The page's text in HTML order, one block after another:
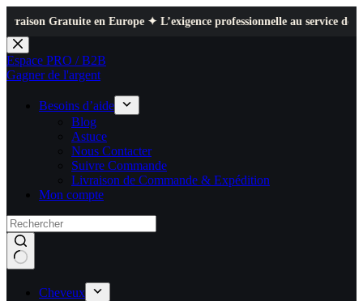
en Europe ✦ L’exigence professionnelle au service de votre quotidien
Passer
au
contenu
Espace PRO / B2B
Gagner de l'argent
Besoins d’aide
Blog
Astuce
Nous Contacter
Suivre Commande
Livraison de Commande & Expédition
Mon compte
Cheveux